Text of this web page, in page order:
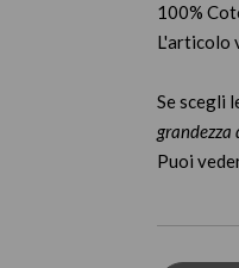
100%
L'articolo
Se scegli
grandezza
Puoi